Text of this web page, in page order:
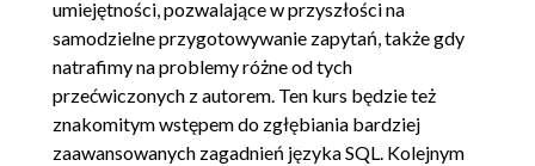
umiejętności, pozwalające w przyszłości na
samodzielne przygotowywanie zapytań, także gdy
natrafimy na problemy różne od tych
przećwiczonych z autorem. Ten kurs będzie też
znakomitym wstępem do zgłębiania bardziej
zaawansowanych zagadnień języka SQL. Kolejnym